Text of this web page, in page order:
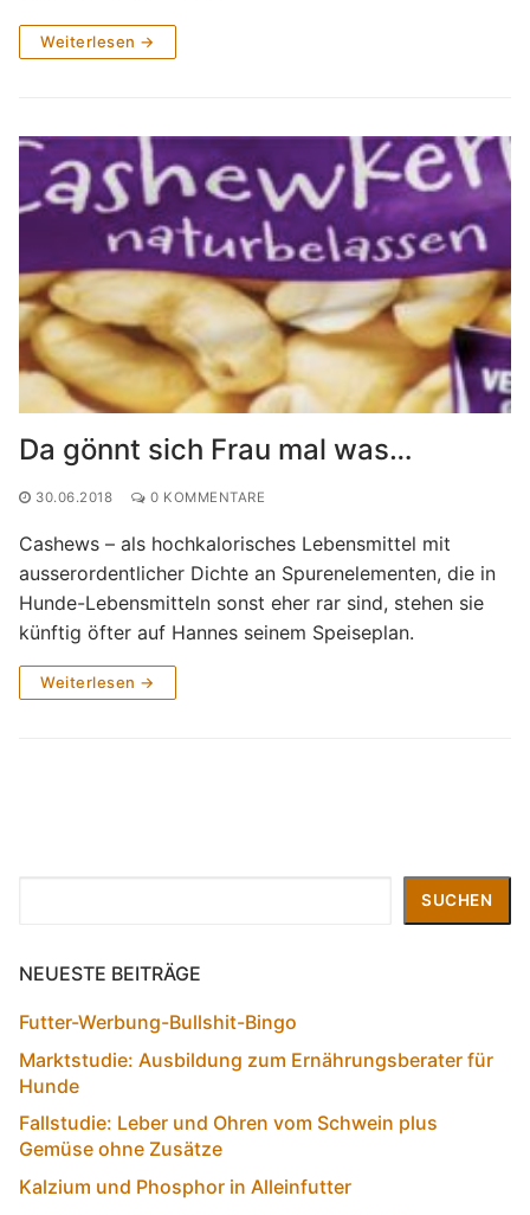
Weiterlesen →
Da gönnt sich Frau mal was…
30.06.2018 0 KOMMENTARE
Cashews – als hochkalorisches Lebensmittel mit
ausserordentlicher Dichte an Spurenelementen, die in
Hunde-Lebensmitteln sonst eher rar sind, stehen sie
künftig öfter auf Hannes seinem Speiseplan.
Weiterlesen →
SUCHEN
NEUESTE BEITRÄGE
Futter-Werbung-Bullshit-Bingo
Marktstudie: Ausbildung zum Ernährungsberater für
Hunde
Fallstudie: Leber und Ohren vom Schwein plus
Gemüse ohne Zusätze
Kalzium und Phosphor in Alleinfutter